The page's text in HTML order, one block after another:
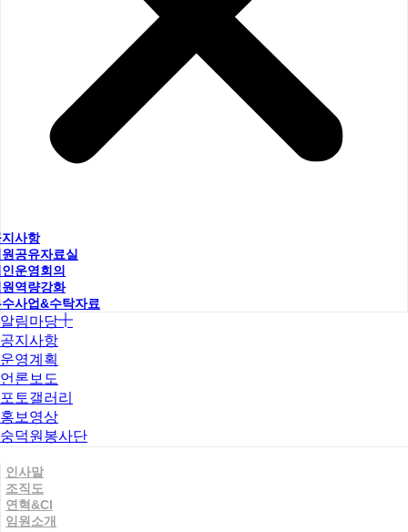
사항
공유자료실
운영회의
역량강화
사업&수탁자료
알림마당
공지사항
운영계획
언론보도
포토갤러리
홍보영상
숭덕원봉사단
인사말
조직도
연혁&CI
임원소개